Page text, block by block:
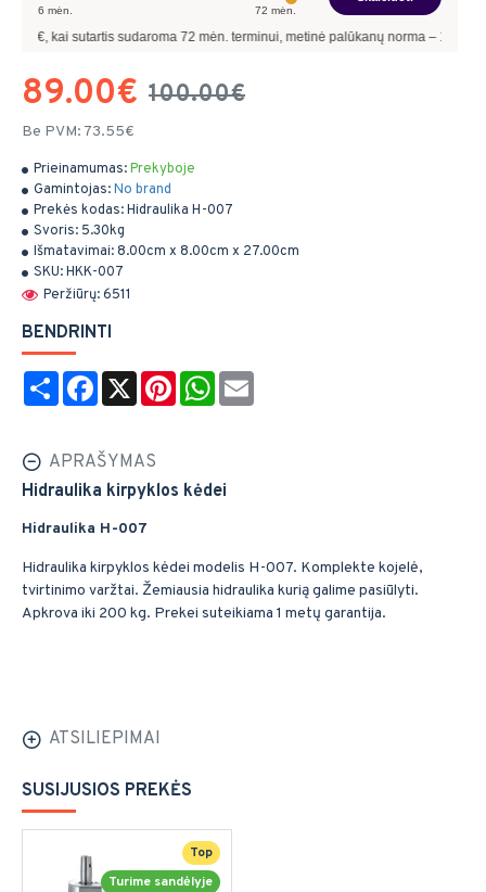
Prieinamumas:Prekyboje
Gamintojas:No brand
Prekės kodas:Hidraulika H-007
Svoris: 5.30kg
Išmatavimai: 8.00cm x 8.00cm x 27.00cm
SKU:HKK-007
Peržiūrų: 6511
89.00€ 100.00€
Be PVM: 73.55€
6 mėn. 72 mėn.
sutartis sudaroma72mėn. terminui, metinė palūkanų norma – 13,90%,
BENDRINTI
Share Facebook
X PinterestWhatsApp
APRAŠYMAS
Hidraulika kirpyklos kėdei
Hidraulika H-007
Hidraulika kirpyklos kėdei modelis H-007. Komplekte kojelė,
tvirtinimo varžtai. Žemiausia hidraulika kurią galime pasiūlyti.
Apkrova iki 200 kg. Prekei suteikiama 1 metų garantija.
ATSILIEPIMAI
SUSIJUSIOS PREKĖS
Top
Turime sandėlyje